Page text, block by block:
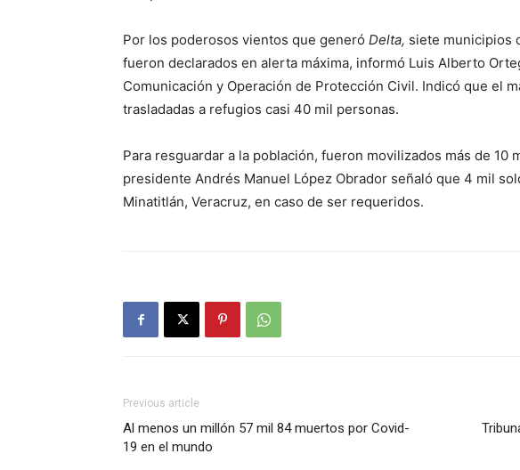
Por los poderosos vientos que generó Delta, siete municipios
fueron declarados en alerta máxima, informó Luis Alberto
Comunicación y Operación de Protección Civil. Indicó que el
trasladadas a refugios casi 40 mil personas.
Para resguardar a la población, fueron movilizados más de 10
presidente Andrés Manuel López Obrador señaló que 4 mil
Minatitlán, Veracruz, en caso de ser requeridos.
Previous article
Al menos un millón 57 mil 84 muertos por Covid-
19 en el mundo